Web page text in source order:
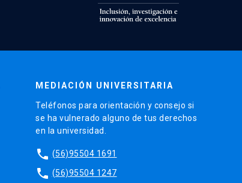
MEDIACIÓN UNIVERSITARIA
Teléfonos para orientación y consejo si
se ha vulnerado alguno de tus derechos
en la universidad.
phone (56)95504 1691
phone (56)95504 1247